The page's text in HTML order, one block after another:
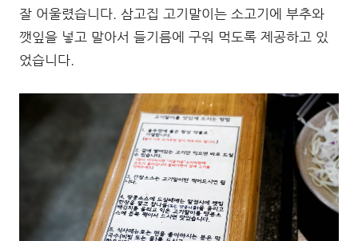
잘 어울렸습니다. 삼고집 고기말이는 소고기에 부추와
깻잎을 넣고 말아서 들기름에 구워 먹도록 제공하고 있
었습니다.